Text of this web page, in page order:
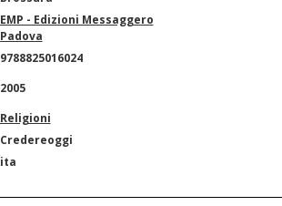
EMP - Edizioni Messaggero
Padova
9788825016024
2005
Religioni
Credereoggi
ita